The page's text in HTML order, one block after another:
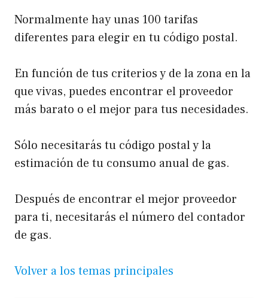
Normalmente hay unas 100 tarifas
diferentes para elegir en tu código postal.
En función de tus criterios y de la zona en la
que vivas, puedes encontrar el proveedor
más barato o el mejor para tus necesidades.
Sólo necesitarás tu código postal y la
estimación de tu consumo anual de gas.
Después de encontrar el mejor proveedor
para ti, necesitarás el número del contador
de gas.
Volver a los temas principales